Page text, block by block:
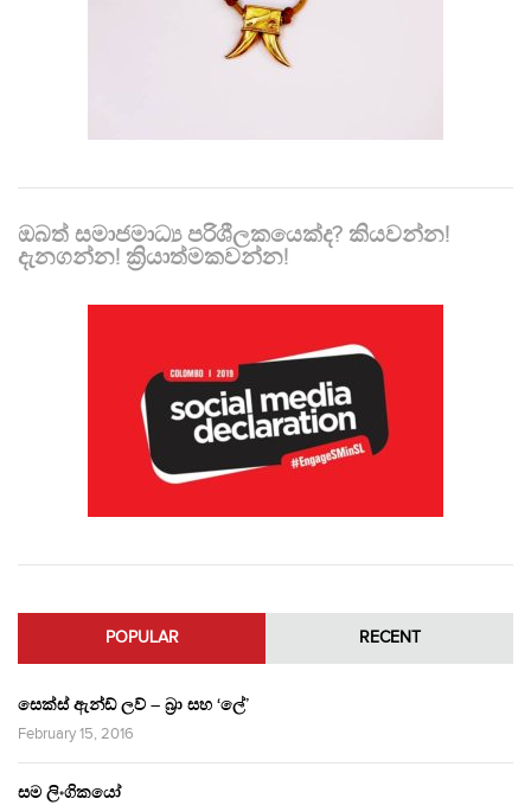
ඔබත් සමාජමාධ්‍ය පරිශීලකයෙක්ද? කියවන්න!
දැනගන්න! ක්‍රියාත්මකවන්න!
POPULAR RECENT
සෙක්ස් ඇන්ඩ් ලව් – බ්‍රා සහ ‘ලේ’
February 15, 2016
සම ලිංගිකයෝ